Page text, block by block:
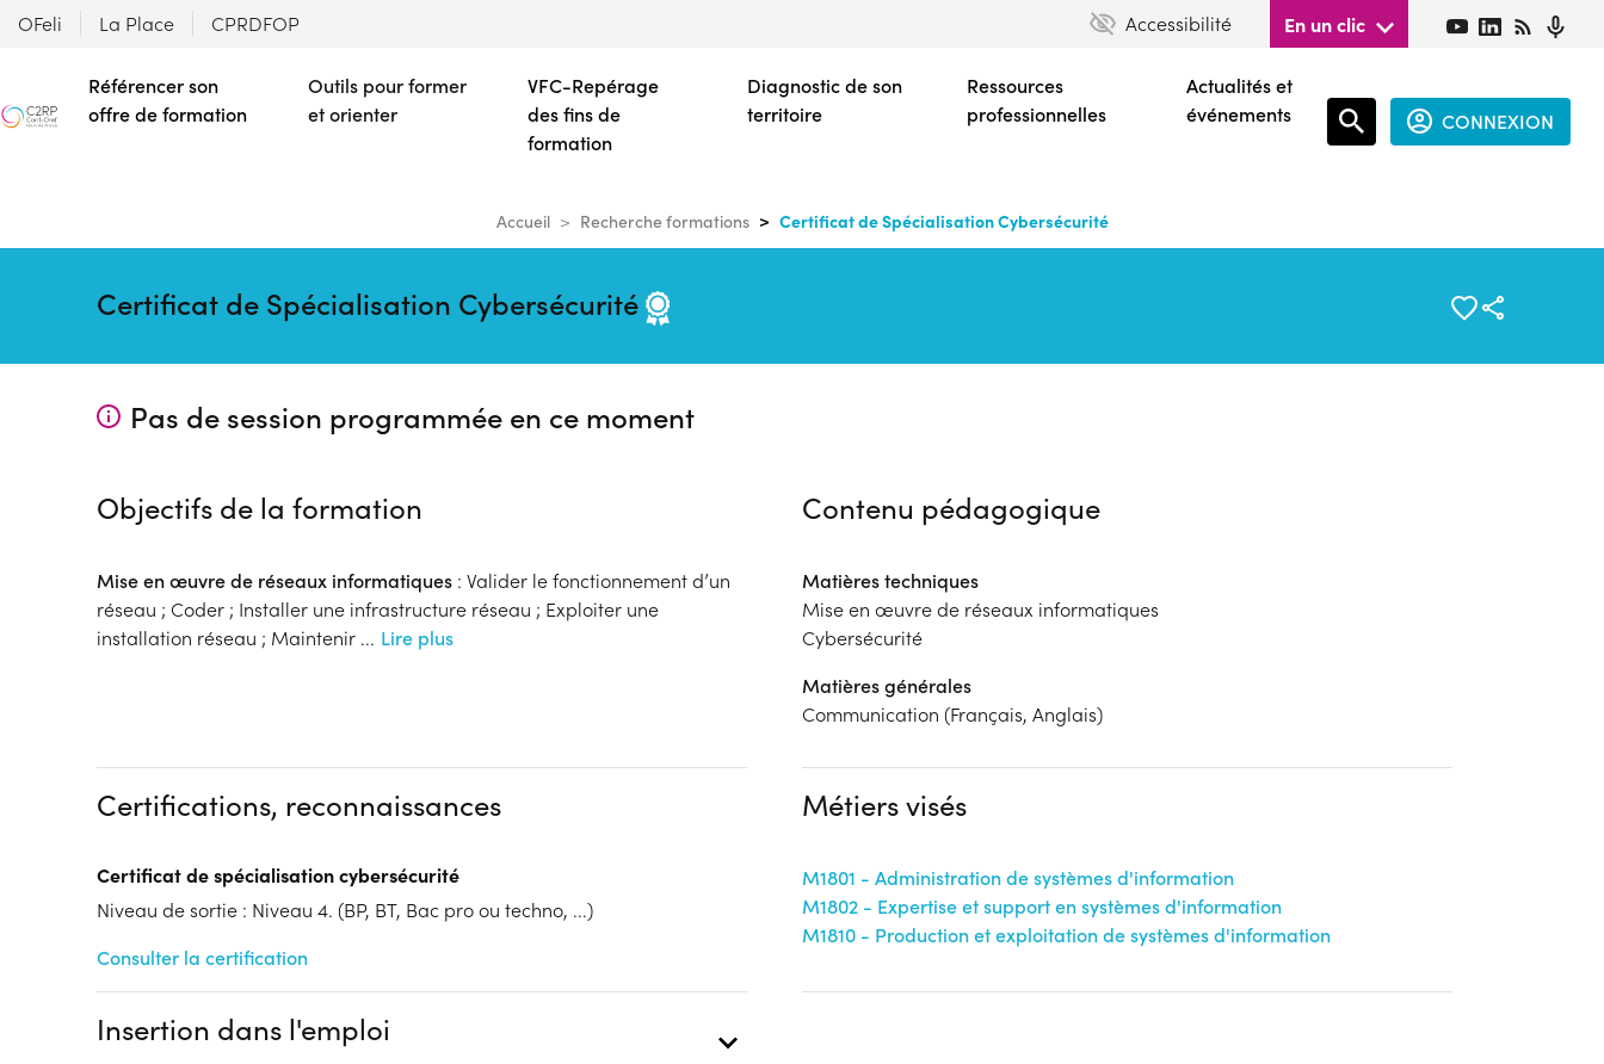
contenu
principal
OFeli La Place CPRDFOP Accessibilité En un clic
Référencer son
offre de formation
Outils pour former
et orienter
VFC-Repérage
des fins de
formation
Diagnostic de son
territoire
Ressources
professionnelles
Actualités et
événements
CONNEXION
Accueil Recherche formations Certificat de Spécialisation Cybersécurité
Certificat de Spécialisation Cybersécurité
Pas de session programmée en ce moment
Objectifs de la formation
Mise en œuvre de réseaux informatiques: Valider le fonctionnement d’un
réseau ; Coder ; Installer une infrastructure réseau ; Exploiter une
installation réseau ; Maintenir ... Lire plus
Contenu pédagogique
Matières techniques
Mise en œuvre de réseaux informatiques
Cybersécurité
Matières générales
Communication (Français, Anglais)
Certifications, reconnaissances
Certificat de spécialisation cybersécurité
Niveau de sortie : Niveau 4. (BP, BT, Bac pro ou techno, ...)
Consulter la certification
Métiers visés
M1801 - Administration de systèmes d'information
M1802 - Expertise et support en systèmes d'information
M1810 - Production et exploitation de systèmes d'information
Insertion dans l'emploi